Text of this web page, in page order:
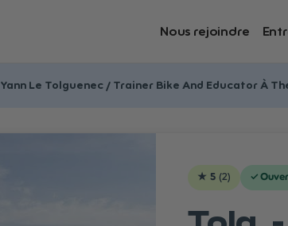
Nous rejoindre
Yann Le Tolguenec / Trainer Bike And Educator À
★ 5 (2) ✓